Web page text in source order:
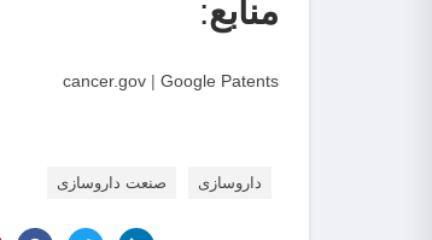
منابع:
cancer.gov | Google Patents
داروسازی صنعت داروسازی